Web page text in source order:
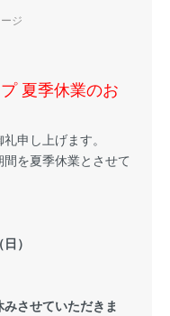
ジ
夏季休業のお
申し上げます。
を夏季休業とさせて
）
させていただきま